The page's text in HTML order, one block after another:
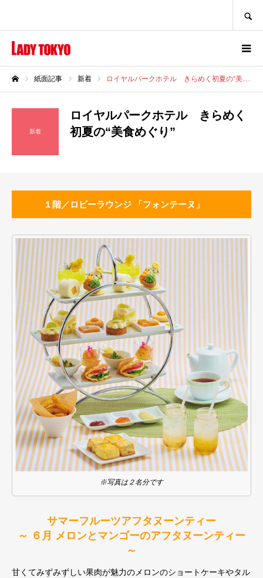
紙面記事 新着 ロイヤルパークホテル きらめく初夏の“美食めぐり”
新着
ロイヤルパークホテル きらめく
初夏の“美食めぐり”
１階／ロビーラウンジ 「フォンテーヌ」
※写真は２名分です
サマーフルーツアフタヌーンティー
～ ６月 メロンとマンゴーのアフタヌーンティー
～
甘くてみずみずしい果肉が魅力のメロンのショートケーキやタル